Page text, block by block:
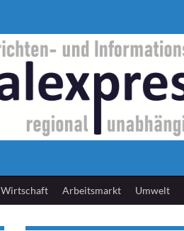
Wirtschaft Arbeitsmarkt Umwelt